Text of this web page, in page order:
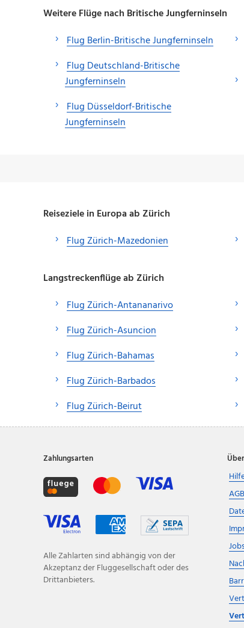
Weitere Flüge nach Britische Jungferninseln
Flug Berlin-Britische Jungferninseln
Flug Deutschland-Britische
Jungferninseln
Flug Düsseldorf-Britische
Jungferninseln
Reiseziele in Europa ab Zürich
Flug Zürich-Mazedonien
Langstreckenflüge ab Zürich
Flug Zürich-Antananarivo
Flug Zürich-Asuncion
Flug Zürich-Bahamas
Flug Zürich-Barbados
Flug Zürich-Beirut